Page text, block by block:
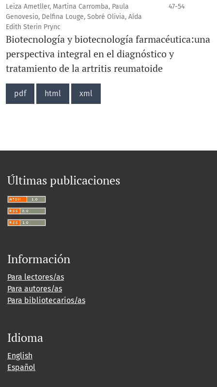
Leiza Ametller, Martina Carromba, Paula
Genovesio, Delfina Louge, Sobré Olivia, Aída
Edith Sterin Prync
47-54
Biotecnología y biotecnología farmacéutica:una
perspectiva integral en el diagnóstico y
tratamiento de la artritis reumatoide
pdf html xml
Últimas publicaciones
Información
Para lectores/as
Para autores/as
Para bibliotecarios/as
Idioma
English
Español